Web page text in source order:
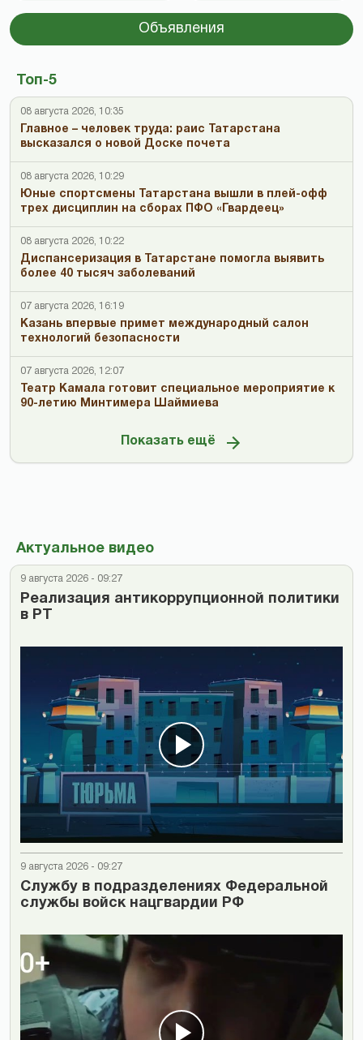
Объявления
Топ-5
08 августа 2026, 10:35
Главное – человек труда: раис Татарстана
высказался о новой Доске почета
08 августа 2026, 10:29
Юные спортсмены Татарстана вышли в плей-офф
трех дисциплин на сборах ПФО «Гвардеец»
08 августа 2026, 10:22
Диспансеризация в Татарстане помогла выявить
более 40 тысяч заболеваний
07 августа 2026, 16:19
Казань впервые примет международный салон
технологий безопасности
07 августа 2026, 12:07
Театр Камала готовит специальное мероприятие к
90-летию Минтимера Шаймиева
Показать ещё
Актуальное видео
9 августа 2026 - 09:27
Реализация антикоррупционной политики
в РТ
9 августа 2026 - 09:27
Cлужбу в подразделениях Федеральной
службы войск нацгвардии РФ